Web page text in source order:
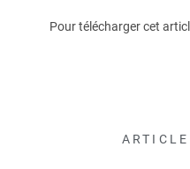
Pour télécharger cet